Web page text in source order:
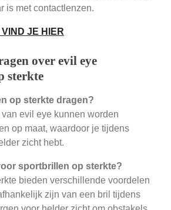
is met contactlenzen.
JE HIER
over evil eye
sterkte
op sterkte dragen?
evil eye kunnen worden
op maat, waardoor je tijdens
zicht hebt.
sportbrillen op sterkte?
bieden verschillende voordelen
zijn van een bril tijdens